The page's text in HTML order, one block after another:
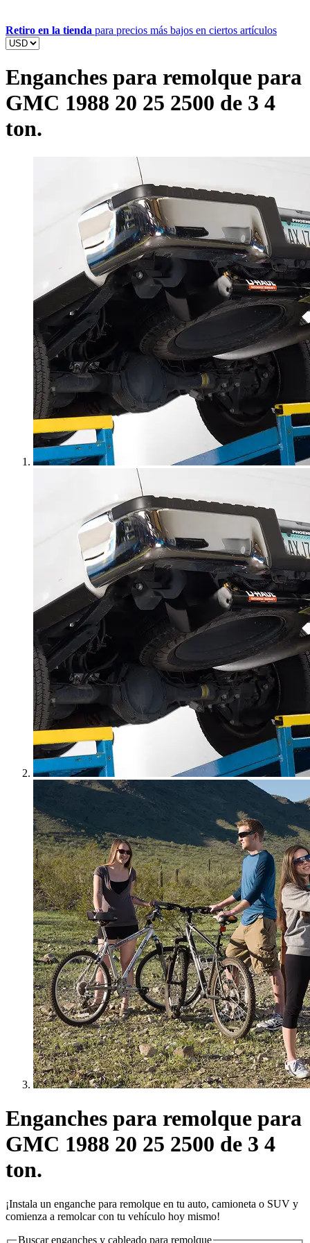
Retiro en la tienda para precios más bajos en ciertos artículos
Enganches para remolque para
GMC 1988 20 25 2500 de 3 4
ton.
Enganches para remolque para
GMC 1988 20 25 2500 de 3 4
ton.
¡Instala un enganche para remolque en tu auto, camioneta o SUV y
comienza a remolcar con tu vehículo hoy mismo!
Buscar enganches y cableado para remolque